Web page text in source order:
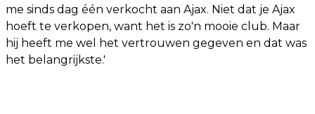
me sinds dag één verkocht aan Ajax. Niet dat je Ajax
hoeft te verkopen, want het is zo'n mooie club. Maar
hij heeft me wel het vertrouwen gegeven en dat was
het belangrijkste.'